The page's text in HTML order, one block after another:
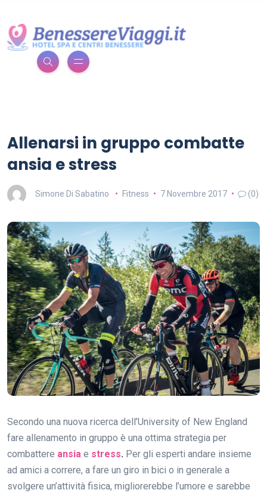
Allenarsi in gruppo combatte
ansia e stress
Simone Di Sabatino Fitness 7 Novembre 2017 (0)
Secondo una nuova ricerca dell’University of New England
fare allenamento in gruppo è una ottima strategia per
combattere ansia e stress. Per gli esperti andare insieme
ad amici a correre, a fare un giro in bici o in generale a
svolgere un’attività fisica, migliorerebbe l’umore e sarebbe